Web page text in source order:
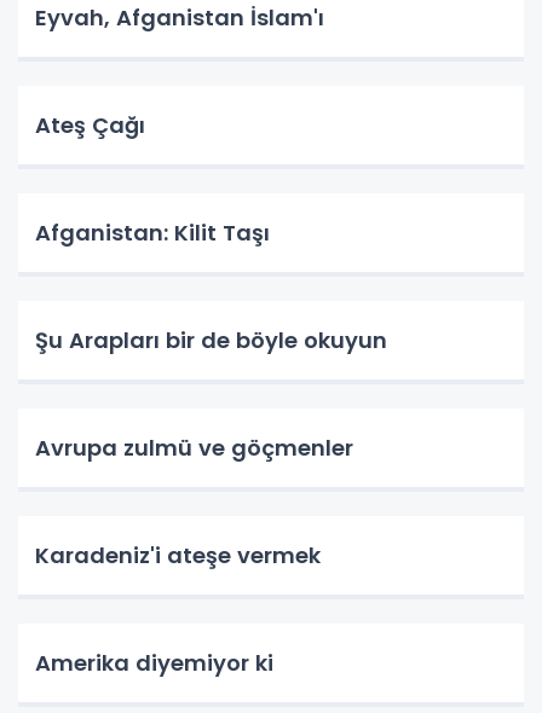
Eyvah, Afganistan İslam'ı
Ateş Çağı
Afganistan: Kilit Taşı
Şu Arapları bir de böyle okuyun
Avrupa zulmü ve göçmenler
Karadeniz'i ateşe vermek
Amerika diyemiyor ki